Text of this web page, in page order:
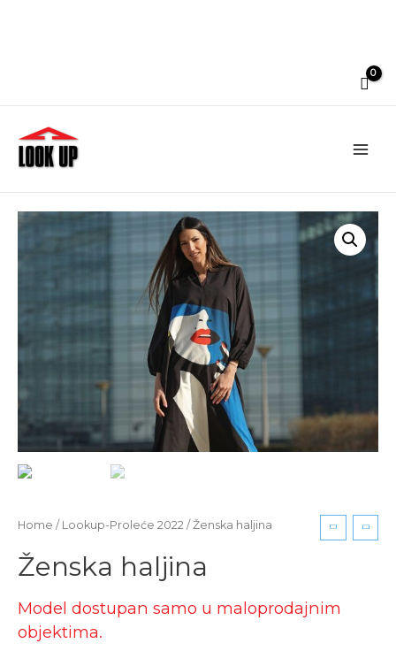
Home / Lookup-Proleće 2022 / Ženska haljina
Ženska haljina
Model dostupan samo u maloprodajnim
objektima.